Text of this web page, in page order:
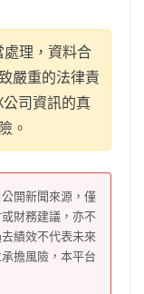
理，資料合
嚴重的法律責
司資訊的真
。
開新聞來源，僅
財務建議，亦不
績效不代表未來
擔風險，本平台